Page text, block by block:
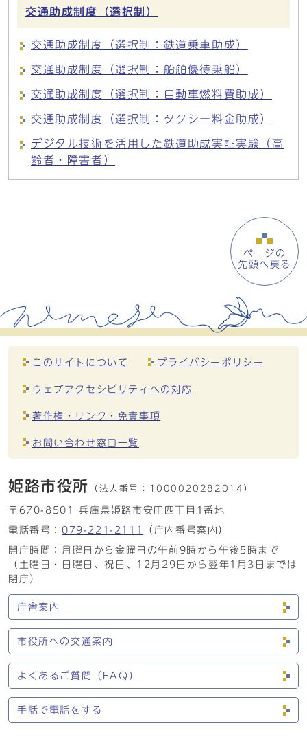
交通助成制度（選択制）
交通助成制度（選択制：鉄道乗車助成）
交通助成制度（選択制：船舶優待乗船）
交通助成制度（選択制：自動車燃料費助成）
交通助成制度（選択制：タクシー料金助成）
デジタル技術を活用した鉄道助成実証実験（高
齢者・障害者）
ページの
先頭へ戻る
このサイトについて プライバシーポリシー
ウェブアクセシビリティへの対応
著作権・リンク・免責事項
お問い合わせ窓口一覧
姫路市役所 （法人番号： 1000020282014）
〒670-8501 兵庫県姫路市安田四丁目1番地
電話番号： 079-221-2111
（庁内番号案内）
開庁時間：月曜日から金曜日の午前9時から午後5時まで
（土曜日・日曜日、祝日、12月29日から翌年1月3日までは
閉庁）
庁舎案内
市役所への交通案内
よくあるご質問（FAQ）
手話で電話をする